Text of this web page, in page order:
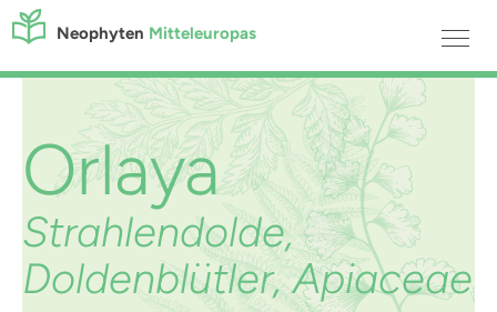
Neophyten Mitteleuropas
Orlaya
Strahlendolde,
Doldenblütler, Apiaceae